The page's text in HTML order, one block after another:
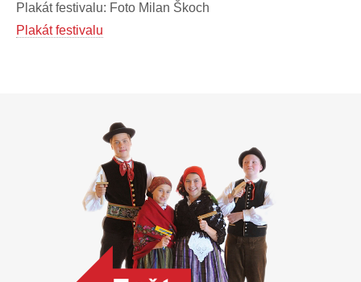
Plakát festivalu: Foto Milan Škoch
Plakát festivalu